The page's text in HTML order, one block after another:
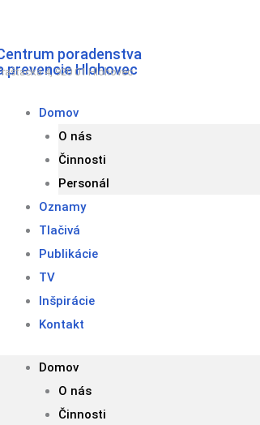
obsah
poradenstva
prevencie Hlohovec
4, 920 01 Hlohovec
Domov
O nás
Činnosti
Personál
Oznamy
Tlačivá
Publikácie
TV
Inšpirácie
Kontakt
Domov
O nás
Činnosti